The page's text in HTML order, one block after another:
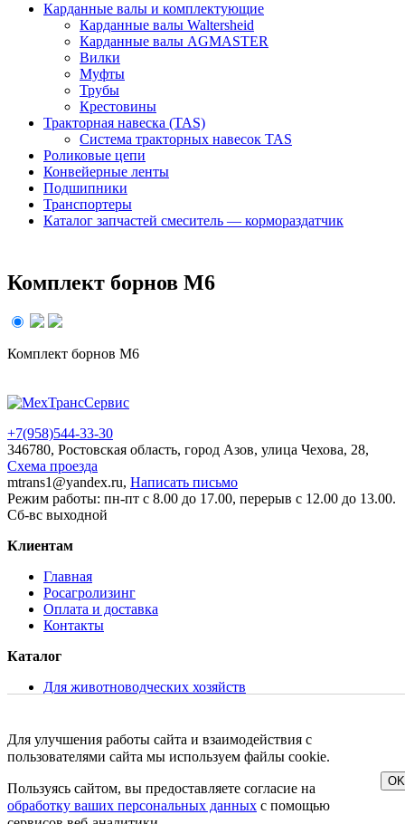
Карданные валы и комплектующие
Карданные валы Waltersheid
Карданные валы AGMASTER
Вилки
Муфты
Трубы
Крестовины
Тракторная навеска (TAS)
Система тракторных навесок TAS
Роликовые цепи
Конвейерные ленты
Подшипники
Транспортеры
Каталог запчастей смеситель — кормораздатчик
Комплект борнов М6
Комплект борнов М6
+7(958)544-33-30
346780, Ростовская область, город Азов, улица Чехова, 28,
Схема проезда
mtrans1@yandex.ru, Написать письмо
Режим работы: пн-пт с 8.00 до 17.00, перерыв с 12.00 до 13.00.
Сб-вс выходной
Клиентам
Главная
Росагролизинг
Оплата и доставка
Контакты
Каталог
Для животноводческих хозяйств
Складская и коммунальная техника
Запасные части и сервисное обслуживание
© 2015 - 2026. Все права защищены. Ни одно из предложений
на сайте не является офертой.
Для улучшения работы сайта и взаимодействия с
пользователями сайта мы используем файлы cookie.
Пользуясь сайтом, вы предоставляете согласие на
обработку ваших персональных данных с помощью
OK